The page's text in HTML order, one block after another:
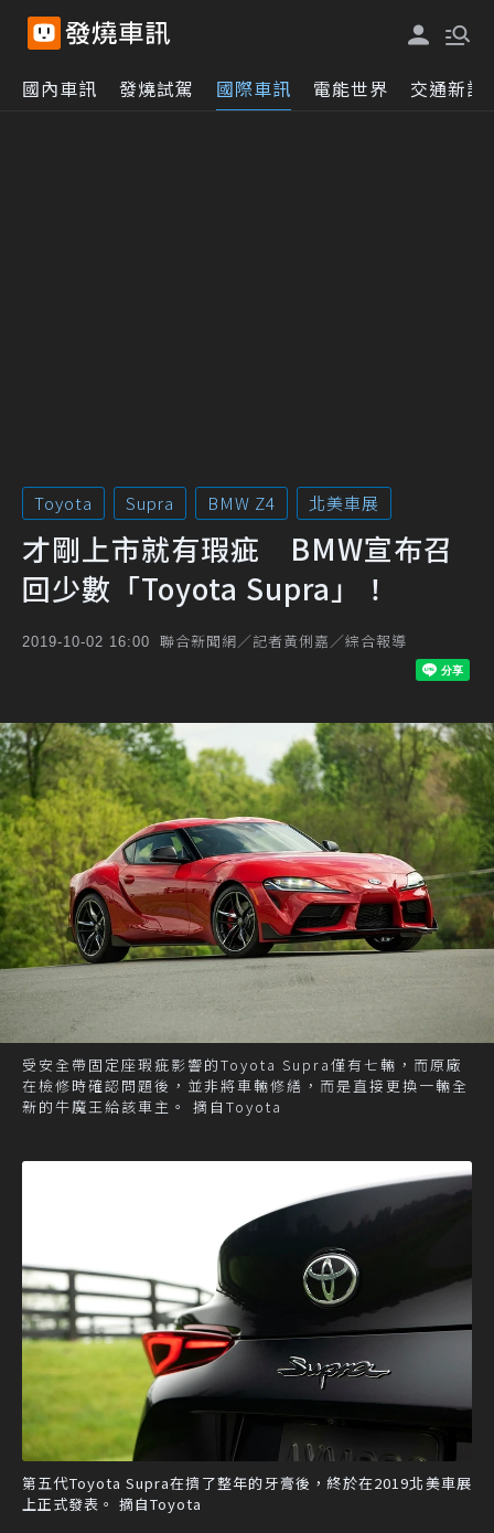
國內車訊 發燒試駕 國際車訊 電能世界 交通新訊
Toyota Supra BMW Z4 北美車展
才剛上市就有瑕疵 BMW宣布召
回少數「Toyota Supra」！
2019-10-02 16:00 聯合新聞網／記者黃俐嘉／綜合報導
受安全帶固定座瑕疵影響的Toyota Supra僅有七輛，而原廠
在檢修時確認問題後，並非將車輛修繕，而是直接更換一輛全
新的牛魔王給該車主。 摘自Toyota
第五代Toyota Supra在擠了整年的牙膏後，終於在2019北美車展
上正式發表。 摘自Toyota